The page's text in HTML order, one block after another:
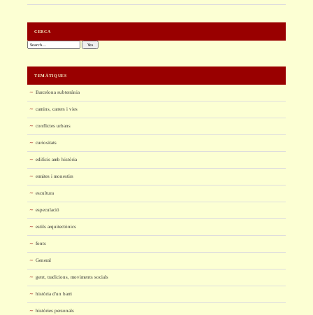
CERCA
Cerca:
TEMÀTIQUES
Barcelona subterrània
camins, carrers i vies
conflictes urbans
curiositats
edificis amb història
ermites i monestirs
escultura
especulació
estils arquitectònics
fonts
General
gent, tradicions, moviments socials
història d'un barri
històries personals